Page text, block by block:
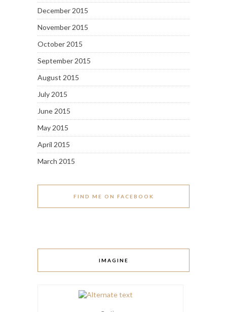
December 2015
November 2015
October 2015
September 2015
August 2015
July 2015
June 2015
May 2015
April 2015
March 2015
FIND ME ON FACEBOOK
IMAGINE